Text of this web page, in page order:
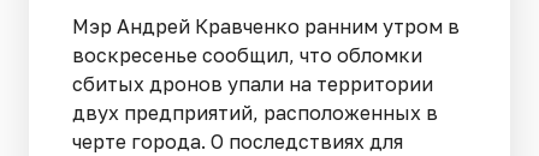
Мэр Андрей Кравченко ранним утром в
воскресенье сообщил, что обломки
сбитых дронов упали на территории
двух предприятий, расположенных в
черте города. О последствиях для